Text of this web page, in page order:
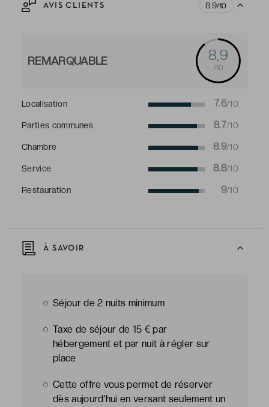
AVIS CLIENTS 8.9/10
REMARQUABLE 8,9
/10
Localisation 7.6/10
Parties communes 8.7/10
Chambre 8.9/10
Service 8.8/10
Restauration 9/10
À SAVOIR
Séjour de 2 nuits minimum
Taxe de séjour de 15 € par
hébergement et par nuit à régler sur
place
Cette offre vous permet de réserver
dès aujourd’hui en versant seulement un